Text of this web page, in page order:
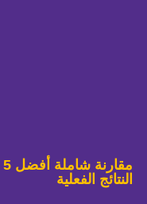
النتائج الفعلية